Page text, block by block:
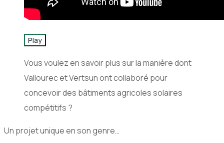
Play
Vous voulez en savoir plus sur la manière dont
Vallourec et Vertsun ont collaboré pour
concevoir des bâtiments agricoles solaires
compétitifs ?
Un projet unique en son genre…